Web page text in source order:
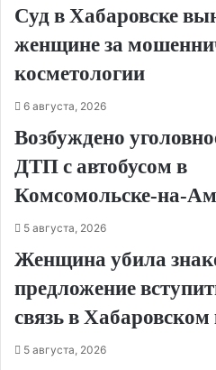
Суд в Хабаровске
женщине за
косметологии
6 августа, 2026
Возбуждено
ДТП с автобусом в
5 августа, 2026
Женщина убила
предложение
связь в Хабаровском
5 августа, 2026